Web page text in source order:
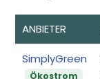
ANBIETER
SimplyGreen
Ökostrom